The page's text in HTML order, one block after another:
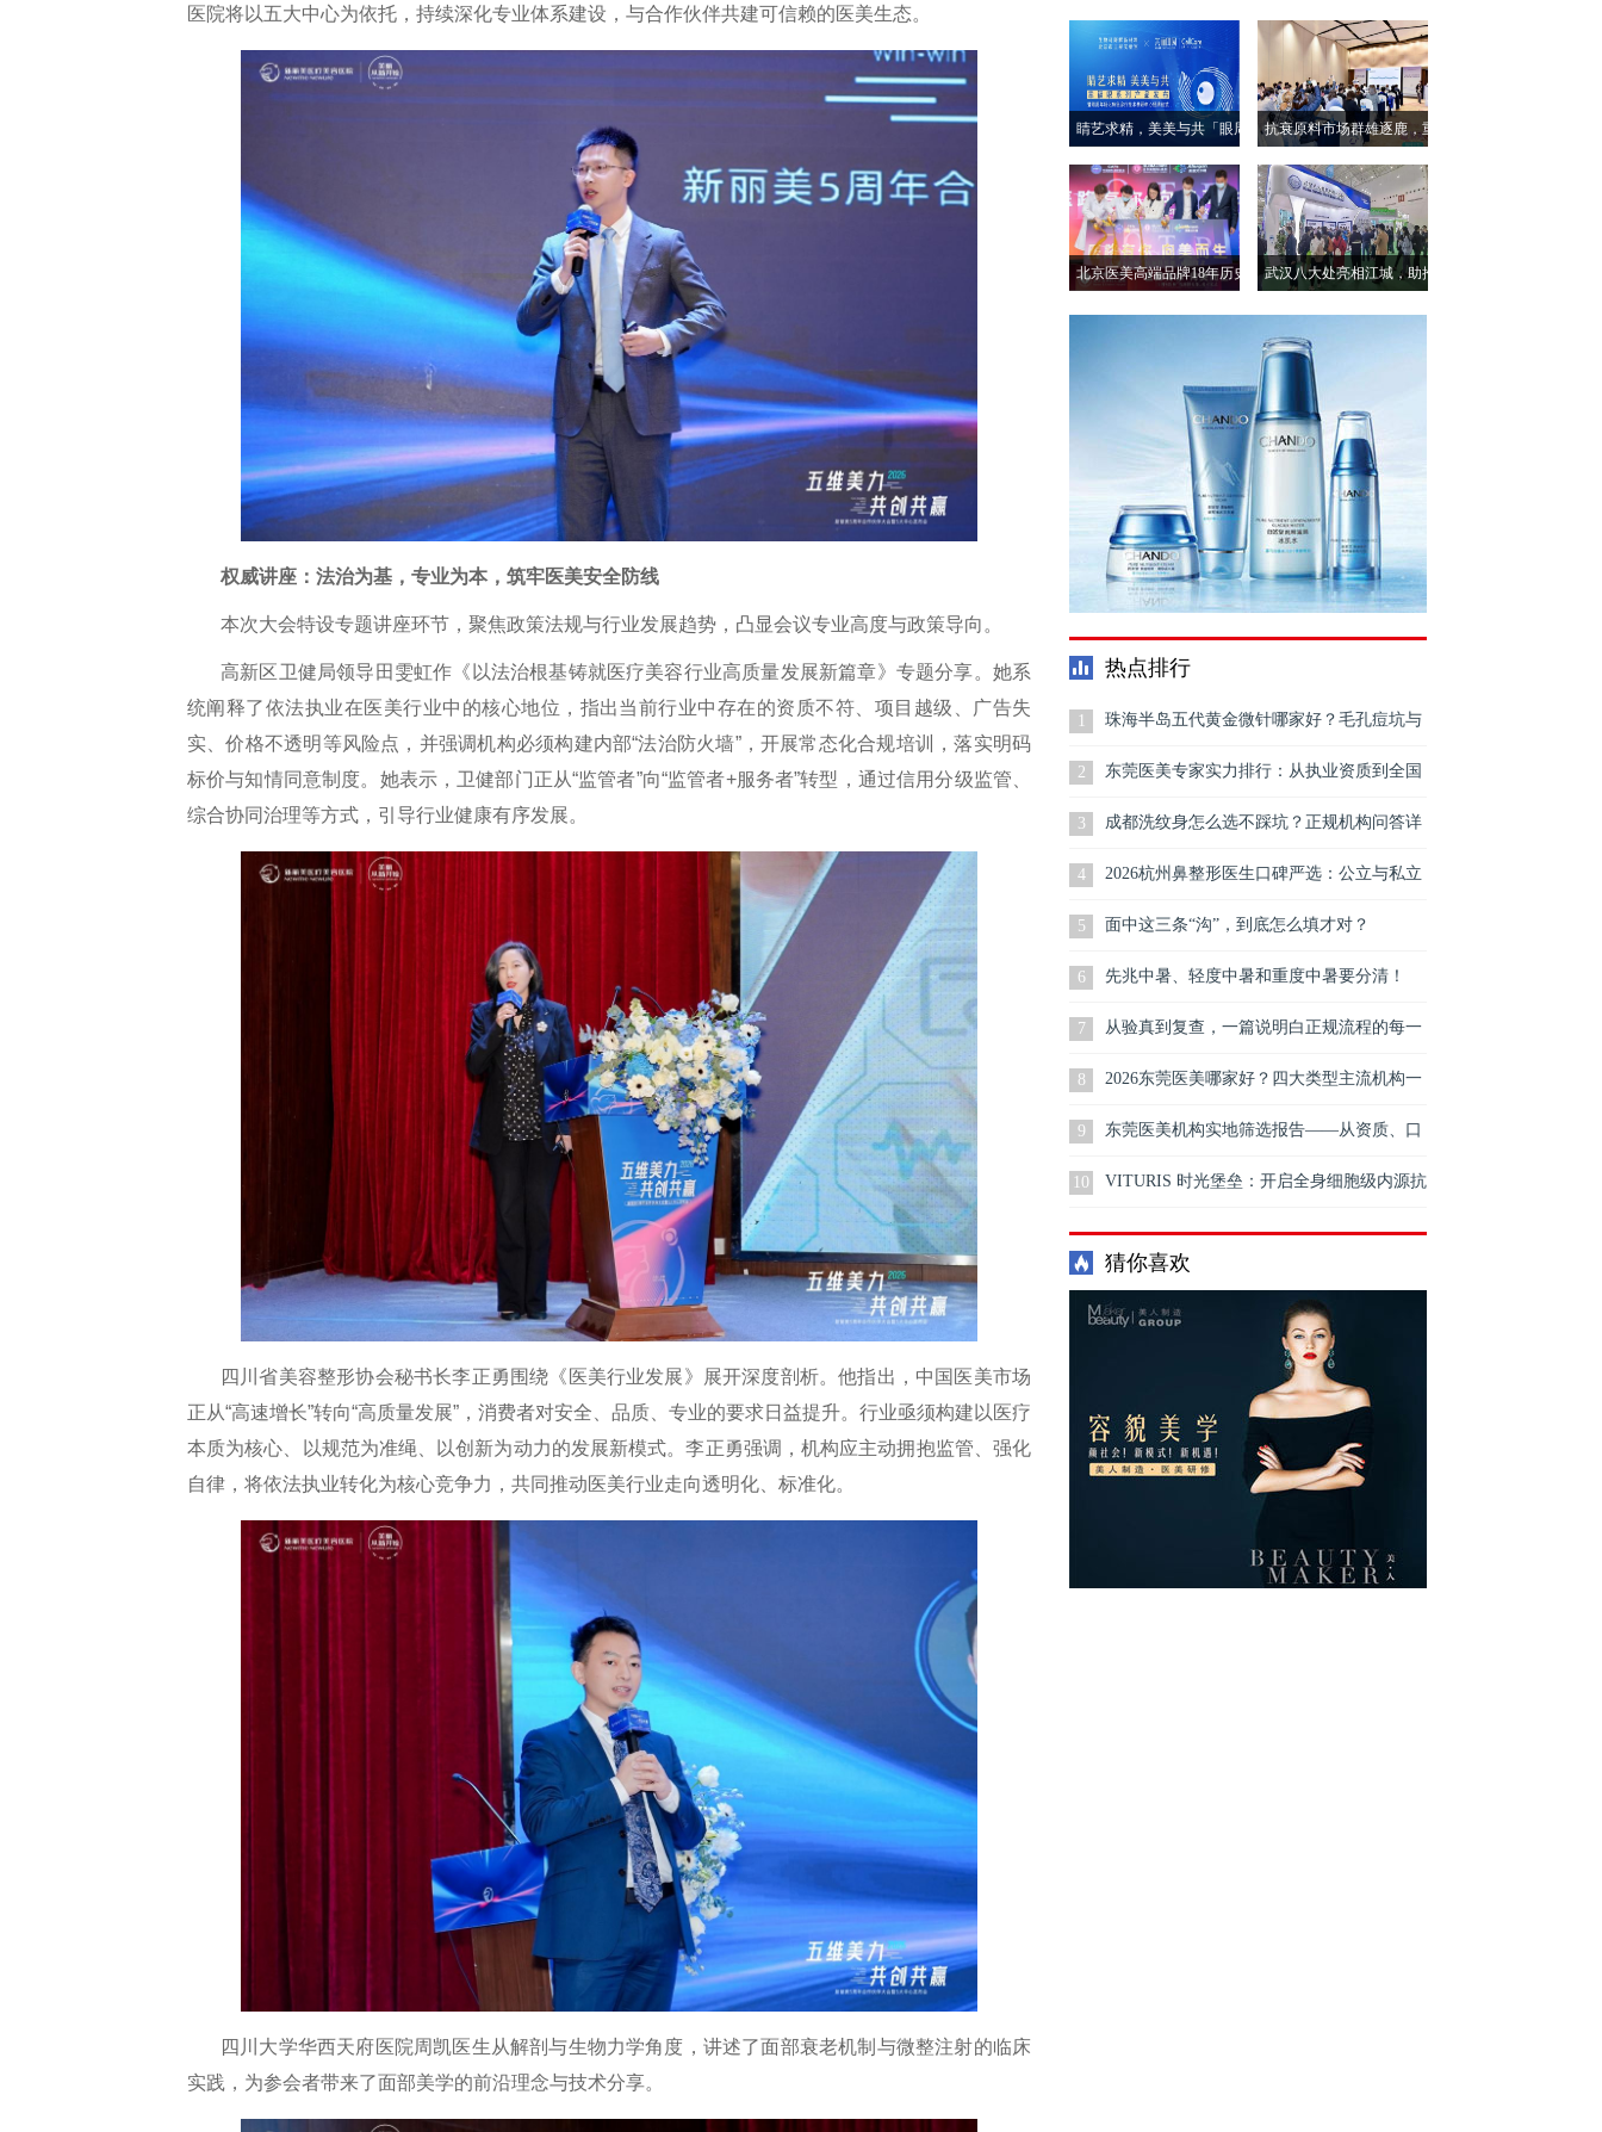
医院将以五大中心为依托，持续深化专业体系建设，与合作伙伴共建可信赖的医美生态。
权威讲座：法治为基，专业为本，筑牢医美安全防线
本次大会特设专题讲座环节，聚焦政策法规与行业发展趋势，凸显会议专业高度与政策导向。
高新区卫健局领导田雯虹作《以法治根基铸就医疗美容行业高质量发展新篇章》专题分享。她系
统阐释了依法执业在医美行业中的核心地位，指出当前行业中存在的资质不符、项目越级、广告失
实、价格不透明等风险点，并强调机构必须构建内部“法治防火墙”，开展常态化合规培训，落实明码
标价与知情同意制度。她表示，卫健部门正从“监管者”向“监管者+服务者”转型，通过信用分级监管、
综合协同治理等方式，引导行业健康有序发展。
四川省美容整形协会秘书长李正勇围绕《医美行业发展》展开深度剖析。他指出，中国医美市场
正从“高速增长”转向“高质量发展”，消费者对安全、品质、专业的要求日益提升。行业亟须构建以医疗
本质为核心、以规范为准绳、以创新为动力的发展新模式。李正勇强调，机构应主动拥抱监管、强化
自律，将依法执业转化为核心竞争力，共同推动医美行业走向透明化、标准化。
四川大学华西天府医院周凯医生从解剖与生物力学角度，讲述了面部衰老机制与微整注射的临床
实践，为参会者带来了面部美学的前沿理念与技术分享。
睛艺求精，美美与共「眼周
年轻化特色诊疗技术共研中
心」授牌落成仪式
抗衰原料市场群雄逐鹿，重
组人源化胶原蛋白已呈大
势！
北京医美高端品牌18年历史 武汉八大处亮相江城，助推
热点排行
1 珠海半岛五代黄金微针哪家好？毛孔痘坑与
肤质怎么判断
2 东莞医美专家实力排行：从执业资质到全国
导师，一份可查证的医师能力分级指南
3 成都洗纹身怎么选不踩坑？正规机构问答详
解
4 2026杭州鼻整形医生口碑严选：公立与私立
4 位知名医生鼻修复靠谱全解析与推荐
5 面中这三条“沟”，到底怎么填才对？
6 先兆中暑、轻度中暑和重度中暑要分清！
7 从验真到复查，一篇说明白正规流程的每一
步
8 2026东莞医美哪家好？四大类型主流机构一
次讲透，帮你快速锁定方向
9 东莞医美机构实地筛选报告——从资质、口
碑、项目匹配度三个维度整理
10 VITURIS 时光堡垒：开启全身细胞级内源抗
衰新时代
猜你喜欢